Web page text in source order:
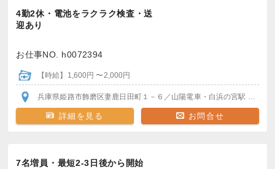
4勤2休・電池をラクラク検査・送
迎あり
お仕事NO. h0072394
【時給】1,600円 〜2,000円
兵庫県姫路市飾磨区妻鹿日田町１－６ ／山陽電車・白浜の宮駅 より無
詳細を見る お問合せ
7名増員・最短2‐3日後から開始